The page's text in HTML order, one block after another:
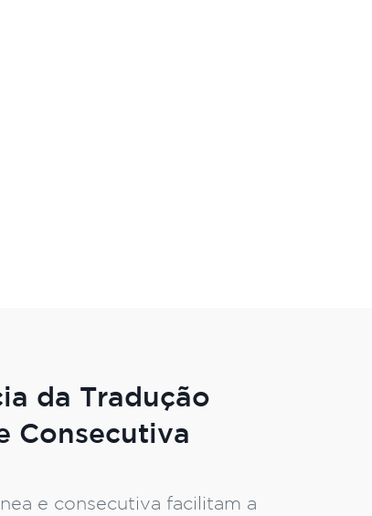
da Tradução
Consecutiva
e consecutiva facilitam a